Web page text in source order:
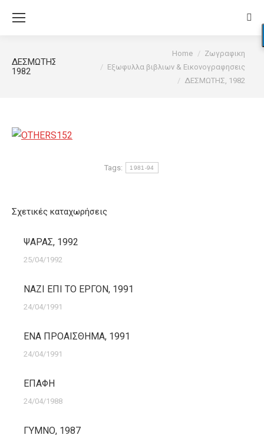
ΔΕΣΜΩΤΗΣ,
1982
Home
Ζωγραφικη
Εξωφυλλα βιβλιων & Εικονογραφησεις
ΔΕΣΜΩΤΗΣ, 1982
Tags: 1981-94
Σχετικές καταχωρήσεις
ΨΑΡΑΣ, 1992
25/04/1992
ΝΑΖΙ ΕΠΙ ΤΟ ΕΡΓΟΝ, 1991
24/04/1991
ΕΝΑ ΠΡΟΑΙΣΘΗΜΑ, 1991
24/04/1991
ΕΠΑΦΗ
24/04/1988
ΓΥΜΝΟ, 1987